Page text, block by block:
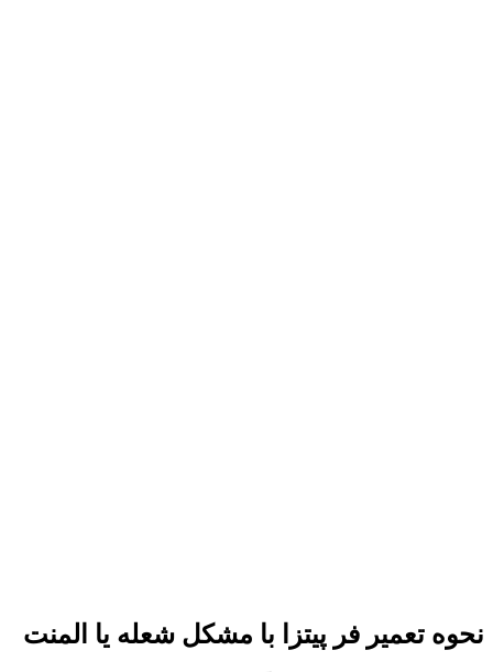
نحوه تعمیر فر پیتزا با مشکل شعله یا المنت